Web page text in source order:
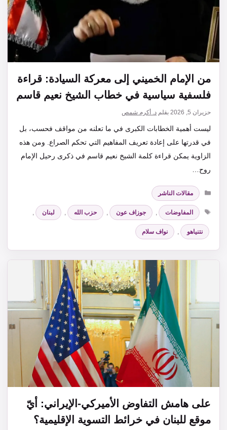
من الإمام الخميني إلى معركة السيادة: قراءة
فلسفية سياسية في خطاب الشيخ نعيم قاسم
حزيران 5, 2026 بقلم د. أكرم شمص
ليست أهمية الخطابات الكبرى في ما تعلنه من مواقف فحسب، بل
في قدرتها على إعادة تعريف المفاهيم التي تحكم الصراع. ومن هذه
الزاوية يمكن قراءة كلمة الشيخ نعيم قاسم في ذكرى رحيل الإمام
روح…
التصنيفات
مقالات الناشر
الوسوم
المفاوضات جوزاف عون حزب الله لبنان
نتنياهو نواف سلام
على هامش التفاوض الأميركي-الإيراني: أيّ
موقع للبنان في خرائط التسوية الإقليمية؟